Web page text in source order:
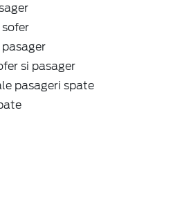
si pasager
pasageri spate